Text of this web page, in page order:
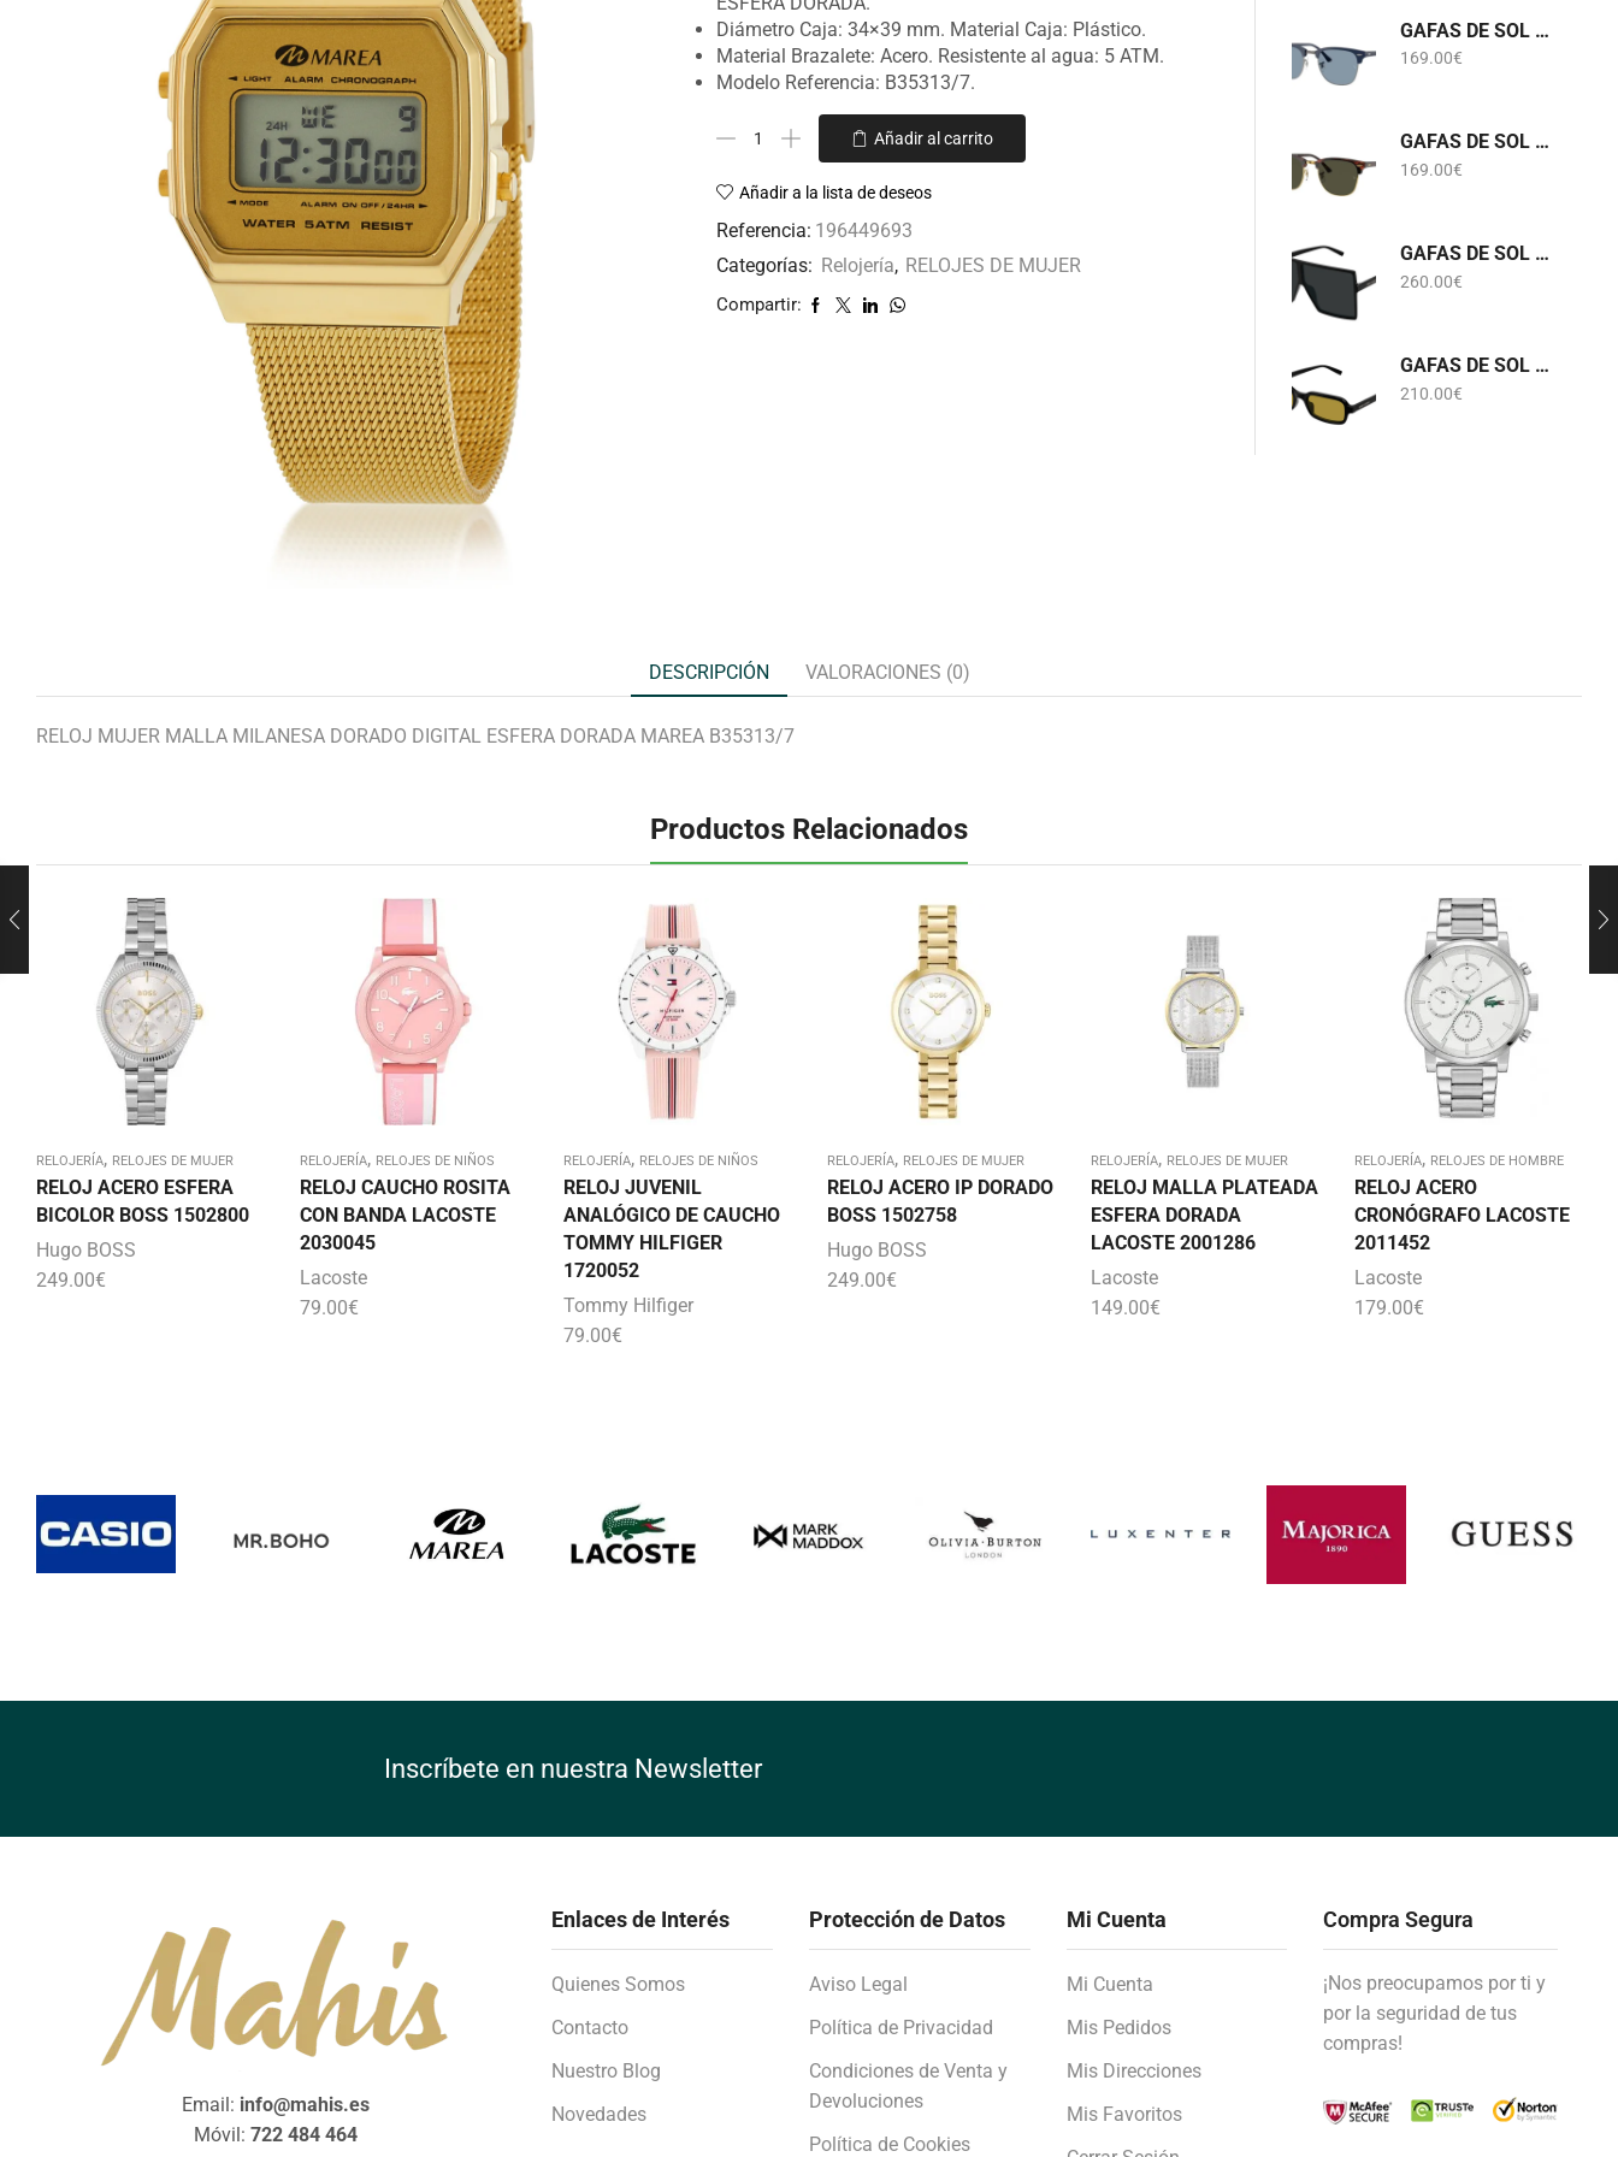
Diámetro Caja: 34×39 mm. Material Caja: Plástico.
Material Brazalete: Acero. Resistente al agua: 5 ATM.
Modelo Referencia: B35313/7.
Añadir al carrito
Añadir a la lista de deseos
Referencia: 196449693
Categorías: Relojería, RELOJES DE MUJER
Compartir:
GAFAS DE SOL RB 3016 CLUBMASTER 6879/56 RAY-BAN
169.00€
GAFAS DE SOL RB 3016 CLUBMASTER W0366 RAY-BAN
169.00€
GAFAS DE SOL SL 909 BETTY S 001 SAINT LAURENT
260.00€
GAFAS DE SOL SL 908 002 SAINT LAURENT
210.00€
DESCRIPCIÓN VALORACIONES (0)
RELOJ MUJER MALLA MILANESA DORADO DIGITAL ESFERA DORADA MAREA B35313/7
Productos Relacionados
RELOJERÍA, RELOJES DE MUJER
RELOJ ACERO ESFERA
BICOLOR BOSS 1502800
Hugo BOSS
249.00€
RELOJERÍA, RELOJES DE NIÑOS
RELOJ CAUCHO ROSITA
CON BANDA LACOSTE
2030045
Lacoste
79.00€
RELOJERÍA, RELOJES DE NIÑOS
RELOJ JUVENIL
ANALÓGICO DE CAUCHO
TOMMY HILFIGER
1720052
Tommy Hilfiger
79.00€
RELOJERÍA, RELOJES DE MUJER
RELOJ ACERO IP DORADO
BOSS 1502758
Hugo BOSS
249.00€
RELOJERÍA, RELOJES DE MUJER
RELOJ MALLA PLATEADA
ESFERA DORADA
LACOSTE 2001286
Lacoste
149.00€
RELOJERÍA, RELOJES DE HOMBRE
RELOJ ACERO
CRONÓGRAFO LACOSTE
2011452
Lacoste
179.00€
Inscríbete en nuestra Newsletter
Email: info@mahis.es
Móvil: 722 484 464
Enlaces de Interés
Quienes Somos
Contacto
Nuestro Blog
Novedades
Protección de Datos
Aviso Legal
Política de Privacidad
Condiciones de Venta y
Devoluciones
Política de Cookies
Mi Cuenta
Mi Cuenta
Mis Pedidos
Mis Direcciones
Mis Favoritos
Compra Segura
¡Nos preocupamos por ti y
por la seguridad de tus
compras!